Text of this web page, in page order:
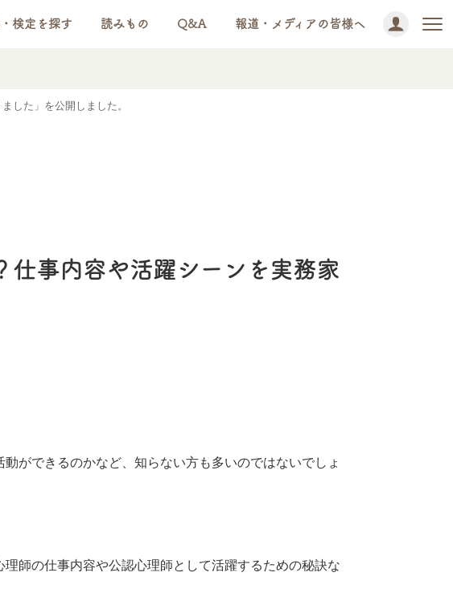
検定を探す 読みもの Q&A 報道・メディアの皆様へ
した」を公開しました。
仕事内容や活躍シーンを実務家
ができるのかなど、知らない方も多いのではないでしょ
師の仕事内容や公認心理師として活躍するための秘訣な